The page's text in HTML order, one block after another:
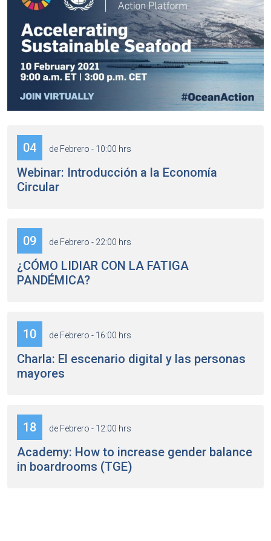
04 de Febrero - 10:00 hrs
Webinar: Introducción a la Economía
Circular
09 de Febrero - 22:00 hrs
¿CÓMO LIDIAR CON LA FATIGA
PANDÉMICA?
10 de Febrero - 16:00 hrs
Charla: El escenario digital y las personas
mayores
18 de Febrero - 12:00 hrs
Academy: How to increase gender balance
in boardrooms (TGE)